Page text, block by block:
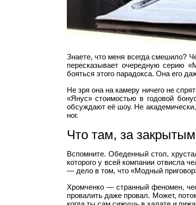
Знаете, что меня всегда смешило?
пересказывает очередную серию
бояться этого парадокса. Она его
Не зря она на камеру ничего не
«Янус» стоимостью в годовой
обсуждают её шоу. Не
ног.
Что там, за
Вспомните. Обеденный стол,
которого у всей компании отвисла
— дело в том, что «Модный
Хромченко — странный феномен,
провалить даже провал. Может,